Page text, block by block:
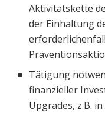
Aktivitätskette
der Einhaltung
Tätigung
finanzieller
Upgrades, z.B.